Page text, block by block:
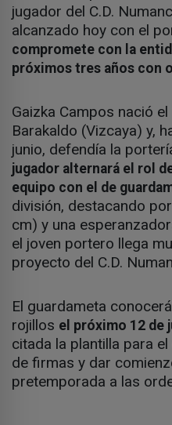
jugador del C.D.
alcanzado hoy con el
compromete con la
próximos tres años con
Gaizka Campos nació
Barakaldo (Vizcaya) y,
junio, defendía la
jugador alternará el rol
equipo con el de
división, destacando
cm) y una
el joven portero llega
proyecto del C.D.
El guardameta
rojillos el próximo 12 de
citada la plantilla para
de firmas y dar
pretemporada a las